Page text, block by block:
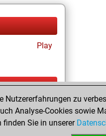
Play
Play
zu
Analyse-Cookies sowie
finden Sie in unserer